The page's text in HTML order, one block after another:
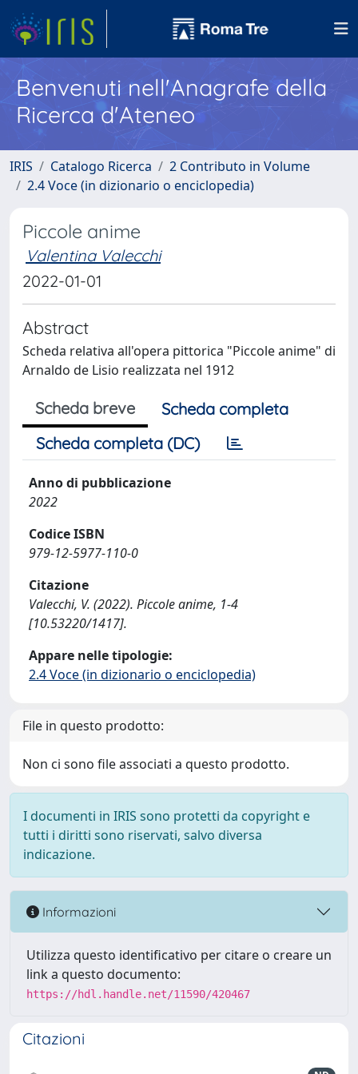
Benvenuti nell'Anagrafe della
Ricerca d'Ateneo
IRIS Catalogo Ricerca
2 Contributo in Volume
2.4 Voce (in dizionario o enciclopedia)
Piccole anime
Valentina Valecchi
2022-01-01
Abstract
Scheda relativa all'opera pittorica "Piccole anime" di
Arnaldo de Lisio realizzata nel 1912
Scheda breve
Scheda completa
Scheda completa (DC)
Anno di pubblicazione
2022
Codice ISBN
979-12-5977-110-0
Citazione
Valecchi, V. (2022). Piccole anime, 1-4
[10.53220/1417].
Appare nelle tipologie:
2.4 Voce (in dizionario o enciclopedia)
File in questo prodotto:
Non ci sono file associati a questo prodotto.
I documenti in IRIS sono protetti da copyright e
tutti i diritti sono riservati, salvo diversa
indicazione.
Informazioni
Utilizza questo identificativo per citare o creare un
link a questo documento:
https://hdl.handle.net/11590/420467
Citazioni